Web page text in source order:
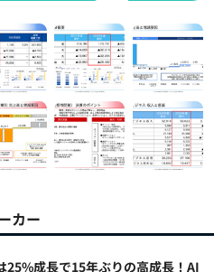
カー
25%成長で15年ぶりの高成長！AI